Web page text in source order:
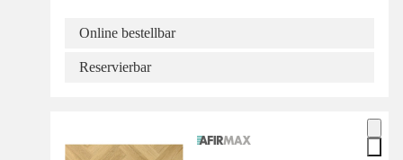
Online bestellbar
Reservierbar